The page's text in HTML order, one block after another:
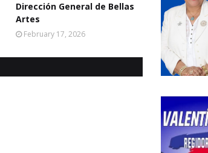
Dirección General de Bellas
Artes
February 17, 2026